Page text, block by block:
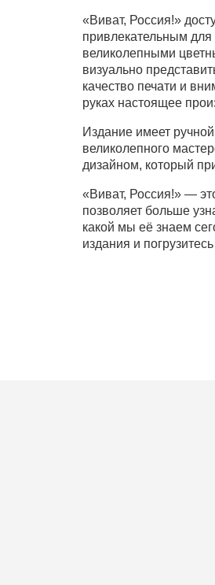
«Виват, Россия!»
привлекательным
великолепными
визуально
качество печати и
руках настоящее
Издание имеет
великолепного
дизайном, который
«Виват, Россия!» —
позволяет больше
какой мы её знаем
издания и